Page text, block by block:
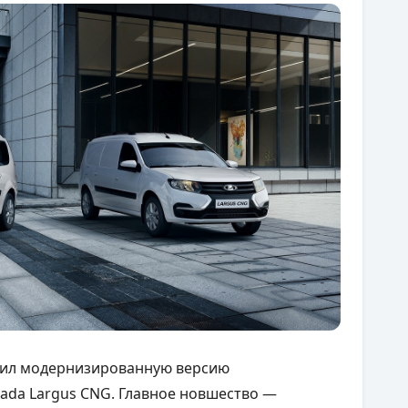
модернизированную версию
Largus CNG. Главное новшество —